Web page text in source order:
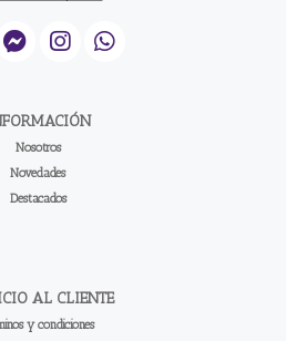
Nosotros
Novedades
Destacados
AL CLIENTE
y condiciones